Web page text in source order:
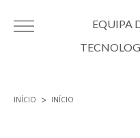
EQUIPA
INÍCIO INÍCIO